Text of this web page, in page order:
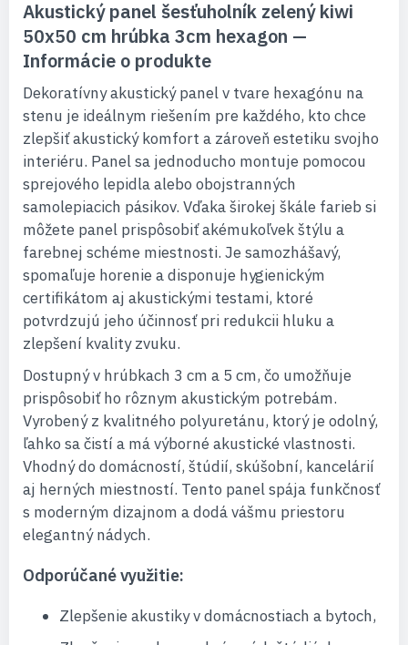
Akustický panel šesťuholník zelený kiwi
50x50 cm hrúbka 3cm hexagon —
Informácie o produkte
Dekoratívny akustický panel v tvare hexagónu na
stenu je ideálnym riešením pre každého, kto chce
zlepšiť akustický komfort a zároveň estetiku svojho
interiéru. Panel sa jednoducho montuje pomocou
sprejového lepidla alebo obojstranných
samolepiacich pásikov. Vďaka širokej škále farieb si
môžete panel prispôsobiť akémukoľvek štýlu a
farebnej schéme miestnosti. Je samozhášavý,
spomaľuje horenie a disponuje hygienickým
certifikátom aj akustickými testami, ktoré
potvrdzujú jeho účinnosť pri redukcii hluku a
zlepšení kvality zvuku.
Dostupný v hrúbkach 3 cm a 5 cm, čo umožňuje
prispôsobiť ho rôznym akustickým potrebám.
Vyrobený z kvalitného polyuretánu, ktorý je odolný,
ľahko sa čistí a má výborné akustické vlastnosti.
Vhodný do domácností, štúdií, skúšobní, kancelárií
aj herných miestností. Tento panel spája funkčnosť
s moderným dizajnom a dodá vášmu priestoru
elegantný nádych.
Odporúčané využitie:
Zlepšenie akustiky v domácnostiach a bytoch,